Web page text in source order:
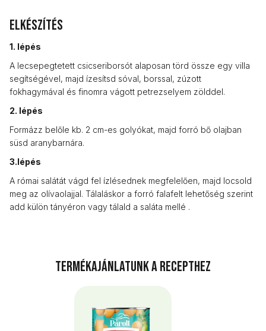
Elkészítés
1. lépés
A lecsepegtetett csicseriborsót alaposan törd össze egy villa
segítségével, majd ízesítsd sóval, borssal, zúzott
fokhagymával és finomra vágott petrezselyem zölddel.
2. lépés
Formázz belőle kb. 2 cm-es golyókat, majd forró bő olajban
süsd aranybarnára.
3.lépés
A római salátát vágd fel ízlésednek megfelelően, majd locsold
meg az olívaolajjal. Tálaláskor a forró falafelt lehetőség szerint
add külön tányéron vagy tálald a saláta mellé .
Termékajánlatunk a recepthez